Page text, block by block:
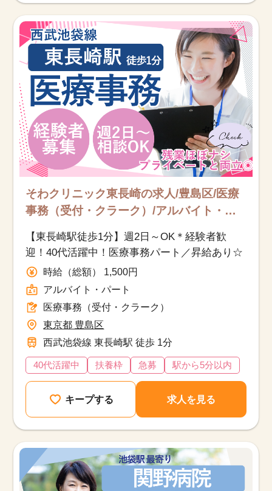
そわクリニック東長崎の求人/豊島区/医療
事務（受付・クラーク）/アルバイト・
パート
【東長崎駅徒歩1分】週2日～OK＊経験者歓
迎！40代活躍中！医療事務パート／昇給あり☆
時給（総額） 1,500円
アルバイト・パート
医療事務（受付・クラーク）
東京都 豊島区
西武池袋線 東長崎駅 徒歩 1分
40代活躍中 扶養枠 急募 駅から5分以内
キープする 求人を見る